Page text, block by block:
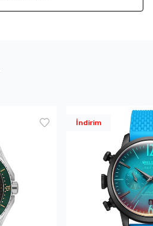
İndirim